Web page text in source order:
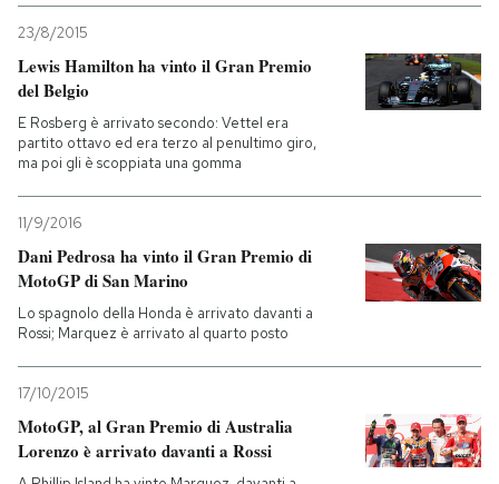
23/8/2015
Lewis Hamilton ha vinto il Gran Premio
del Belgio
E Rosberg è arrivato secondo: Vettel era
partito ottavo ed era terzo al penultimo giro,
ma poi gli è scoppiata una gomma
11/9/2016
Dani Pedrosa ha vinto il Gran Premio di
MotoGP di San Marino
Lo spagnolo della Honda è arrivato davanti a
Rossi; Marquez è arrivato al quarto posto
17/10/2015
MotoGP, al Gran Premio di Australia
Lorenzo è arrivato davanti a Rossi